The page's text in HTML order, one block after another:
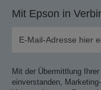
Mit Epson in
Mit der Übermittlung
einverstanden,